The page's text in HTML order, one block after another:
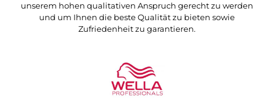
unserem hohen qualitativen Anspruch gerecht zu werden
und um Ihnen die beste Qualität zu bieten sowie
Zufriedenheit zu garantieren.